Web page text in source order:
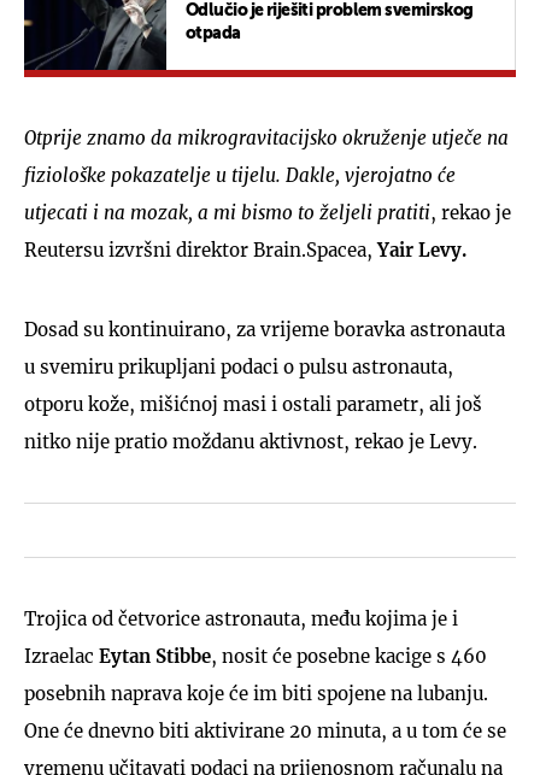
Odlučio je riješiti problem svemirskog
otpada
Otprije znamo da mikrogravitacijsko okruženje utječe na
fiziološke pokazatelje u tijelu. Dakle, vjerojatno će
utjecati i na mozak, a mi bismo to željeli pratiti, rekao je
Reutersu izvršni direktor Brain.Spacea,Yair Levy.
Dosad su kontinuirano, za vrijeme boravka astronauta
u svemiru prikupljani podaci o pulsu astronauta,
otporu kože, mišićnoj masi i ostali parametr, ali još
nitko nije pratio moždanu aktivnost, rekao je Levy.
Trojica od četvorice astronauta, među kojima je i
Izraelac Eytan Stibbe, nosit će posebne kacige s 460
posebnih naprava koje će im biti spojene na lubanju.
One će dnevno biti aktivirane 20 minuta, a u tom će se
vremenu učitavati podaci na prijenosnom računalu na